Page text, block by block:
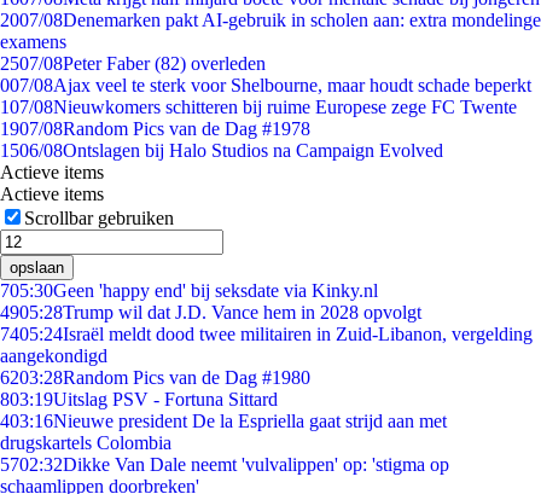
2007/08Denemarken pakt AI-gebruik in scholen aan: extra mondelinge
examens
2507/08Peter Faber (82) overleden
007/08Ajax veel te sterk voor Shelbourne, maar houdt schade beperkt
107/08Nieuwkomers schitteren bij ruime Europese zege FC Twente
1907/08Random Pics van de Dag #1978
1506/08Ontslagen bij Halo Studios na Campaign Evolved
Actieve items
Actieve items
Scrollbar gebruiken
opslaan
705:30Geen 'happy end' bij seksdate via Kinky.nl
4905:28Trump wil dat J.D. Vance hem in 2028 opvolgt
7405:24Israël meldt dood twee militairen in Zuid-Libanon, vergelding
aangekondigd
6203:28Random Pics van de Dag #1980
803:19Uitslag PSV - Fortuna Sittard
403:16Nieuwe president De la Espriella gaat strijd aan met
drugskartels Colombia
5702:32Dikke Van Dale neemt 'vulvalippen' op: 'stigma op
schaamlippen doorbreken'